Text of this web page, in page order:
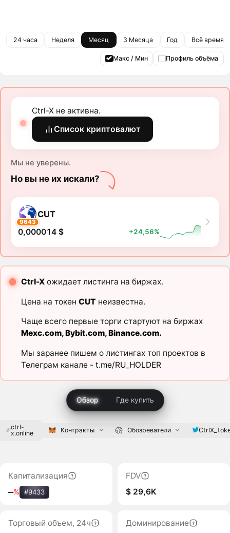
24 часа Неделя Месяц 3 Месяца Год Всё время
Макс / Мин Профиль объёма
Ctrl-X не активна.
Список криптовалют
Мы не уверены.
Но вы не их искали?
9643
CUT
0,000014 $ +24,56%
Ctrl-Xожидает листинга на биржах.
Цена на токен CUT неизвестна.
Чаще всего первые торги стартуют на биржах
Mexc.com,Bybit.com,Binance.com.
Мы заранее пишем о листингах топ проектов в
Телеграм канале - t.me/RU_HOLDER
Обзор Где купить
ctrl-
x.online
Контракты Обозреватели
Капитализация
‒% #9433
FDV
$ 29,6K
Торговый объем, 24ч
Доминирование